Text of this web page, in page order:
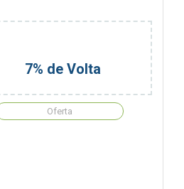
7% de Volta
Oferta